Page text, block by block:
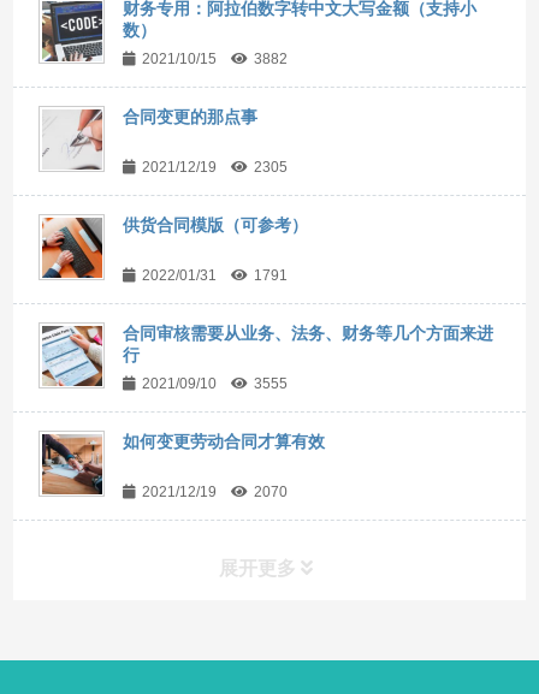
财务专用：阿拉伯数字转中文大写金额（支持小
数）
2021/10/15 3882
合同变更的那点事
2021/12/19 2305
供货合同模版（可参考）
2022/01/31 1791
合同审核需要从业务、法务、财务等几个方面来进
行
2021/09/10 3555
如何变更劳动合同才算有效
2021/12/19 2070
展开更多